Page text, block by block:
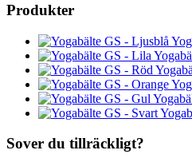
Produkter
Sover du tillräckligt?